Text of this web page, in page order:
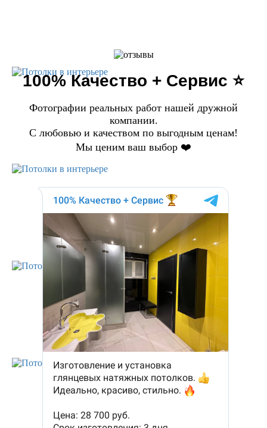
100% Качество + Сервис ⭐️
Фотографии реальных работ нашей дружной
компании.
С любовью и качеством по выгодным ценам!
Мы ценим ваш выбор ❤️